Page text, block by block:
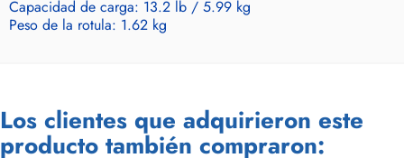
Capacidad de carga: 13.2 lb / 5.99 kg
Peso de la rotula: 1.62 kg
Los clientes que adquirieron este
producto también compraron: